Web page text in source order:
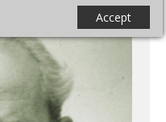
Accept